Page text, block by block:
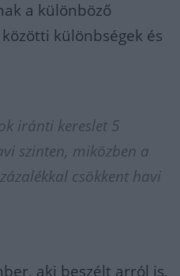
a különböző
különbségek és
iránti kereslet 5
szinten, miközben a
csökkent havi
aki beszélt arról is,